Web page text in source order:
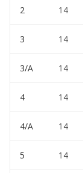
2 14
3 14
3/A 14
4 14
4/A 14
5 14